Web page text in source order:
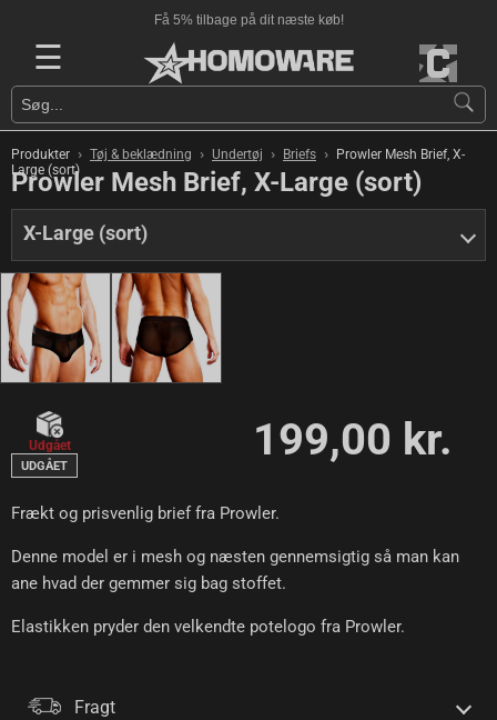
Få 5% tilbage på dit næste køb!
☰
Produkter › Tøj & beklædning › Undertøj › Briefs ›
Prowler Mesh Brief, X-
Large (sort)
Prowler Mesh Brief, X-Large (sort)
X-Large (sort)
Udgået
UDGÅET
199,00 kr.
Frækt og prisvenlig brief fra Prowler.
Denne model er i mesh og næsten gennemsigtig så man kan
ane hvad der gemmer sig bag stoffet.
Elastikken pryder den velkendte potelogo fra Prowler.
Fragt